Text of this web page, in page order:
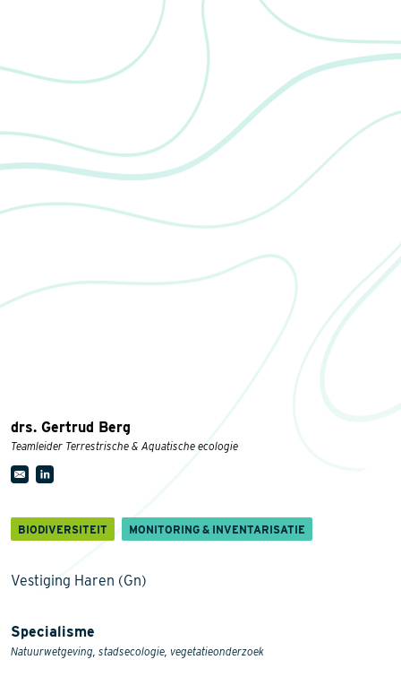
drs. Gertrud Berg
Teamleider Terrestrische & Aquatische ecologie
BIODIVERSITEIT MONITORING & INVENTARISATIE
Vestiging Haren (Gn)
Specialisme
Natuurwetgeving, stadsecologie, vegetatieonderzoek